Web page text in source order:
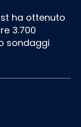
ha ottenuto
3.700
sondaggi